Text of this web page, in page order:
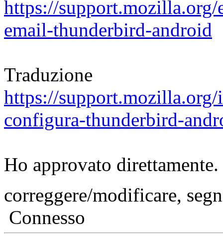
https://
email-thunderbird-android
Traduzione
https://
configura-thunderbird-
Ho approvato direttamente.
correggere/modificare,
Connesso